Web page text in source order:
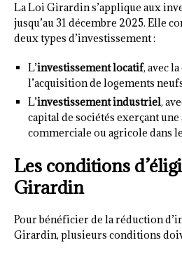
La Loi Girardin s’applique aux
jusqu’au 31 décembre 2025. Elle
deux types d’investissement :
L’investissement locatif, avec
l’acquisition de logements
L’investissement industriel,
capital de sociétés exerçant
commerciale ou agricole dans
Les conditions
Girardin
Pour bénéficier de la réduction
Girardin, plusieurs conditions